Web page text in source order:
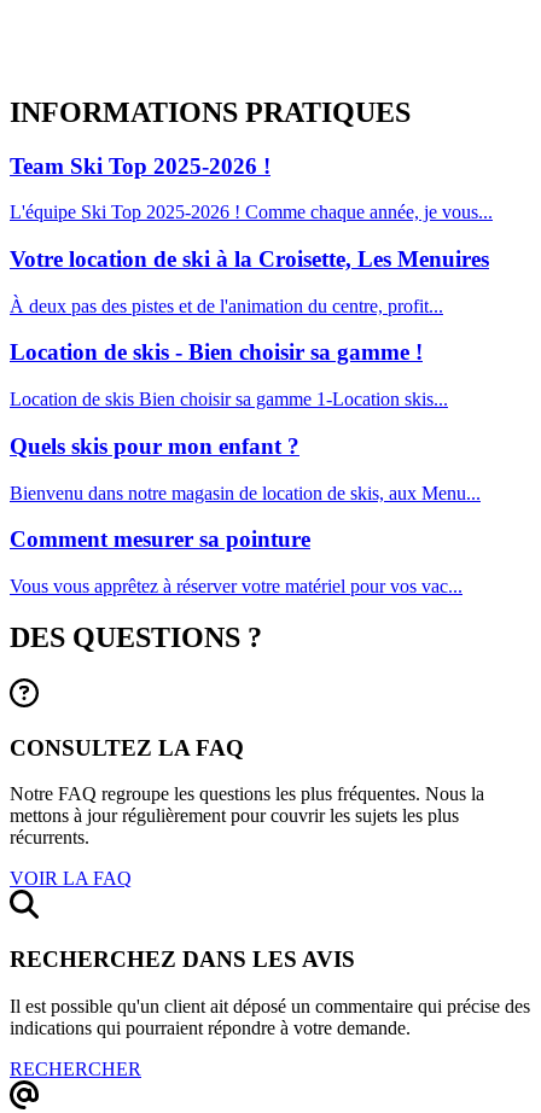
INFORMATIONS PRATIQUES
Team Ski Top 2025-2026 !
L'équipe Ski Top 2025-2026 ! Comme chaque année, je vous...
Votre location de ski à la Croisette, Les Menuires
À deux pas des pistes et de l'animation du centre, profit...
Location de skis - Bien choisir sa gamme !
Location de skis Bien choisir sa gamme 1-Location skis...
Quels skis pour mon enfant ?
Bienvenu dans notre magasin de location de skis, aux Menu...
Comment mesurer sa pointure
Vous vous apprêtez à réserver votre matériel pour vos vac...
DES QUESTIONS ?
CONSULTEZ LA FAQ
Notre FAQ regroupe les questions les plus fréquentes. Nous la
mettons à jour régulièrement pour couvrir les sujets les plus
récurrents.
VOIR LA FAQ
RECHERCHEZ DANS LES AVIS
Il est possible qu'un client ait déposé un commentaire qui précise des
indications qui pourraient répondre à votre demande.
RECHERCHER